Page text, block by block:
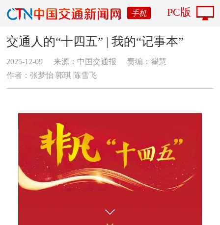
手机 PC版
交通人的“十四五” | 我的“记事本”
2025-12-09 来源：中国交通报
责编：翟慧
作者：张梦怡 郭琪 陈雪飞